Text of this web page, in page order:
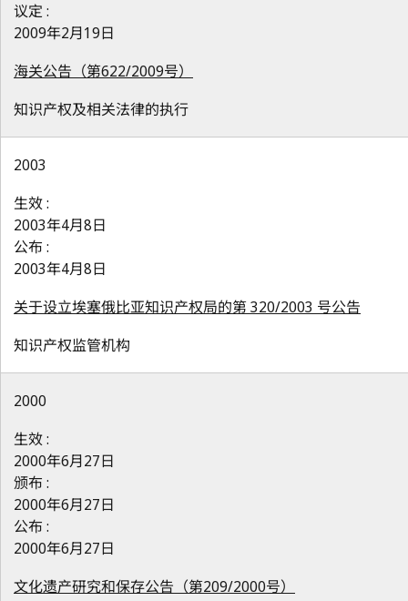
议定 :
2009年2月19日
海关公告（第622/2009号）
知识产权及相关法律的执行
2003
生效 :
2003年4月8日
公布 :
2003年4月8日
关于设立埃塞俄比亚知识产权局的第 320/2003 号公告
知识产权监管机构
2000
生效 :
2000年6月27日
颁布 :
2000年6月27日
公布 :
2000年6月27日
文化遗产研究和保存公告（第209/2000号）